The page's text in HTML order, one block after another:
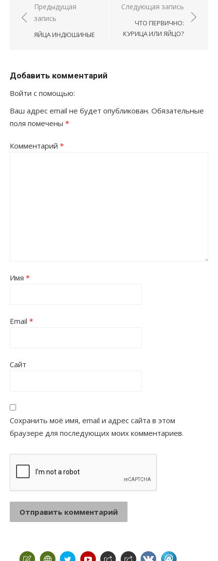
Навигация
по
записям
Предыдущая
запись
ЯЙЦА ИНДЮШИНЫЕ
Следующая запись
ЧТО ПЕРВИЧНО:
КУРИЦА ИЛИ ЯЙЦО?
Добавить комментарий
Войти с помощью:
Ваш адрес email не будет опубликован. Обязательные
поля помечены *
Комментарий *
Имя *
Email *
Сайт
Сохранить моё имя, email и адрес сайта в этом
браузере для последующих моих комментариев.